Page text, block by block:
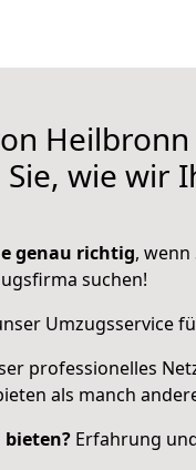
wie wir
genau richtig, wenn
suchen!
Umzugsservice
professionelles
als manch
bieten? Erfahrung